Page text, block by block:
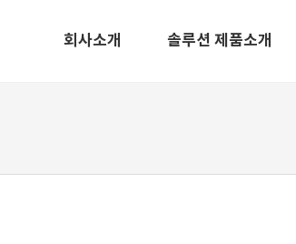
회사소개 솔루션 제품소개